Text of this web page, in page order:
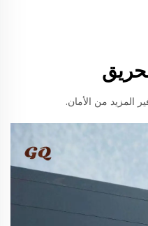
المزيد من الأمان.